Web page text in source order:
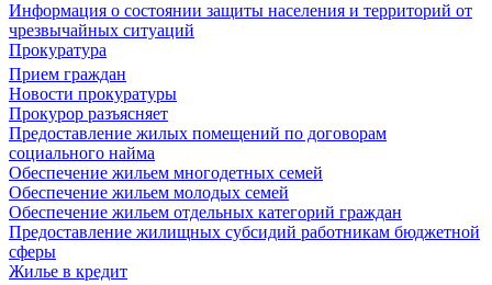
Информация о состоянии защиты населения и территорий от
чрезвычайных ситуаций
Прокуратура
Прием граждан
Новости прокуратуры
Прокурор разъясняет
Предоставление жилых помещений по договорам
социального найма
Обеспечение жильем многодетных семей
Обеспечение жильем молодых семей
Обеспечение жильем отдельных категорий граждан
Предоставление жилищных субсидий работникам бюджетной
сферы
Жилье в кредит